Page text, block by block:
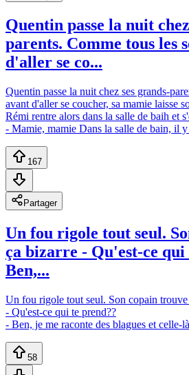
Quentin passe la nuit
parents. Comme tous les
d'aller se co...
Quentin passe la nuit chez ses grands-
avant d'aller se coucher, sa mamie laisse
Rémi rentre alors dans la salle de baih et
- Mamie, mamie Dans la salle de bain, il
167
Partager
Un fou rigole tout seul.
ça bizarre - Qu'est-ce qui
Ben,...
Un fou rigole tout seul. Son copain
- Qu'est-ce qui te prend??
- Ben, je me raconte des blagues et celle-
58